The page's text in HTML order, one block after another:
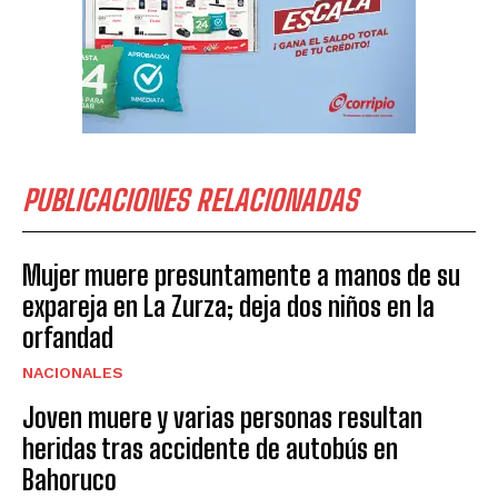
PUBLICACIONES RELACIONADAS
Mujer muere presuntamente a manos de su
expareja en La Zurza; deja dos niños en la
orfandad
NACIONALES
Joven muere y varias personas resultan
heridas tras accidente de autobús en
Bahoruco